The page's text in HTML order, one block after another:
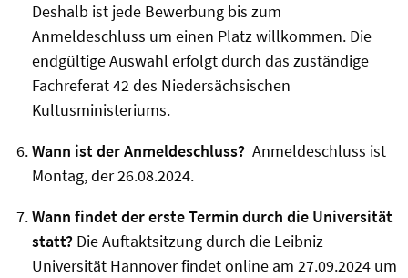
Deshalb ist jede Bewerbung bis zum
Anmeldeschluss um einen Platz willkommen. Die
endgültige Auswahl erfolgt durch das zuständige
Fachreferat 42 des Niedersächsischen
Kultusministeriums.
Wann ist der Anmeldeschluss? Anmeldeschluss ist
Montag, der 26.08.2024.
Wann findet der erste Termin durch die Universität
statt? Die Auftaktsitzung durch die Leibniz
Universität Hannover findet online am 27.09.2024 um